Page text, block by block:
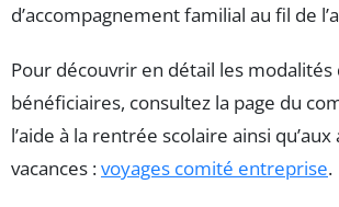
d’accompagnement familial au fil de
Pour découvrir en détail les modalités
bénéficiaires, consultez la page du
l’aide à la rentrée scolaire ainsi qu’aux
vacances :voyages comité entreprise.